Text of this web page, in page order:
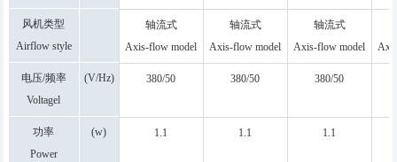
风机类型
Airflow style
电压/频率
Voltagel
功率
Power
(V/Hz)
(w)
轴流式
Axis-flow model
380/50
1.1
轴流式
Axis-flow model
380/50
1.1
轴流式
Axis-flow model
380/50
1.1